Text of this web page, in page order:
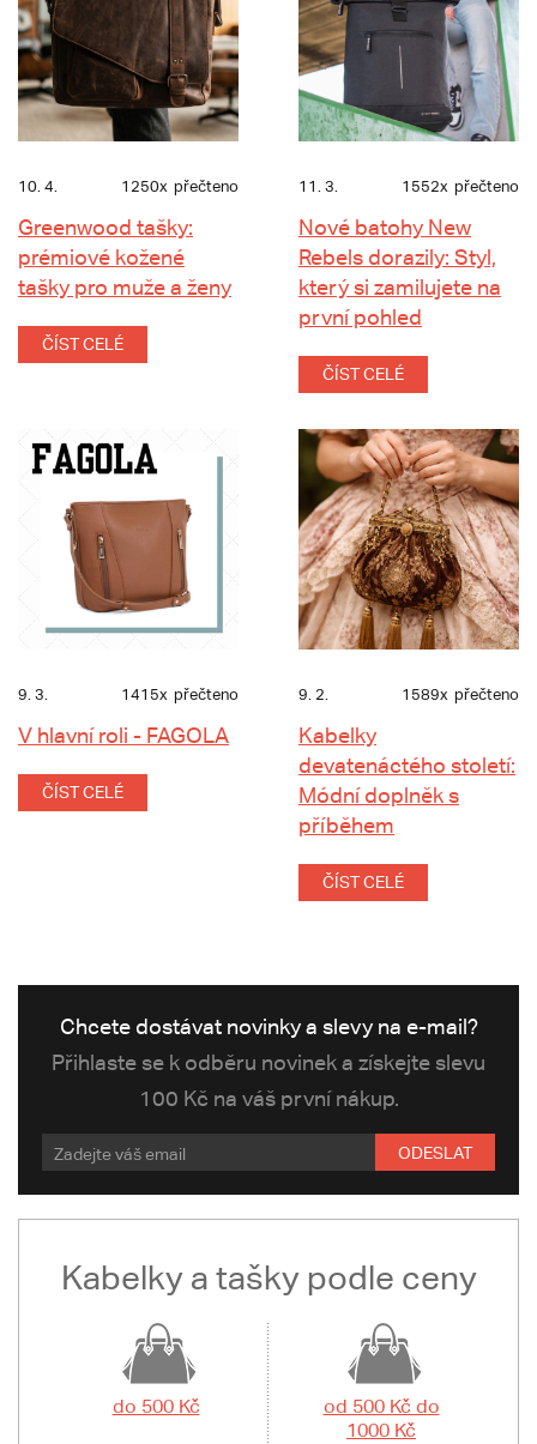
10. 4. 1250x přečteno
Greenwood tašky:
prémiové kožené
tašky pro muže a ženy
ČÍST CELÉ
11. 3. 1552x přečteno
Nové batohy New
Rebels dorazily: Styl,
který si zamilujete na
první pohled
ČÍST CELÉ
9. 3. 1415x přečteno
V hlavní roli - FAGOLA
ČÍST CELÉ
9. 2. 1589x přečteno
Kabelky
devatenáctého století:
Módní doplněk s
příběhem
ČÍST CELÉ
Chcete dostávat novinky a slevy na e-mail?
Přihlaste se k odběru novinek a získejte slevu
100 Kč na váš první nákup.
ODESLAT
Kabelky a tašky podle ceny
do 500 Kč
od 500 Kč do
1000 Kč